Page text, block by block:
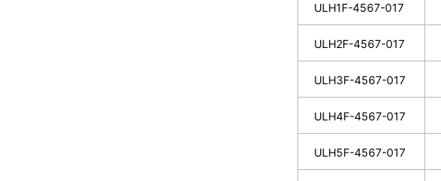
ULH1F-4567-017
ULH2F-4567-017
ULH3F-4567-017
ULH4F-4567-017
ULH5F-4567-017